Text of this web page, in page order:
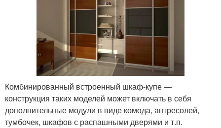
Комбинированный встроенный шкаф-купе —
конструкция таких моделей может включать в себя
дополнительные модули в виде комода, антресолей,
тумбочек, шкафов с распашными дверями и т.п.